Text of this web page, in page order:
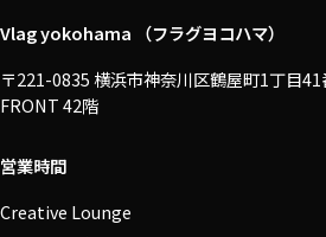
Vlag yokohama （フラグヨコハマ）
〒221-0835 横浜市神奈川区鶴屋町1丁目
FRONT 42階
営業時間
Creative Lounge